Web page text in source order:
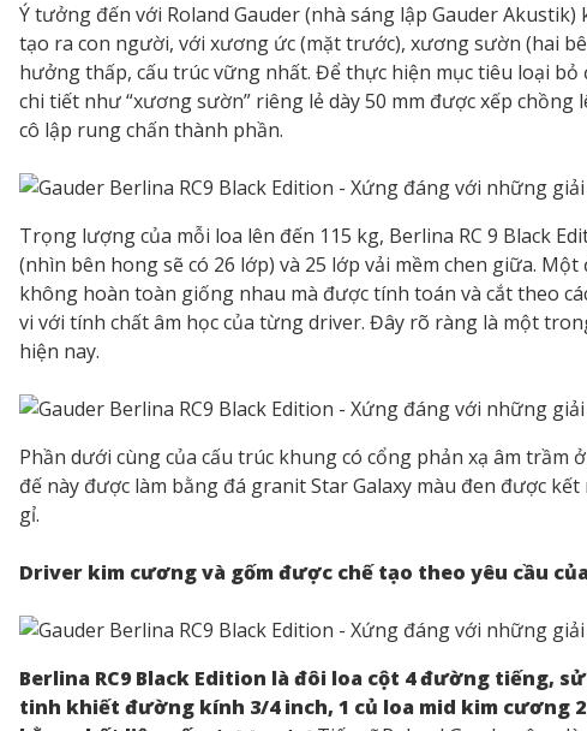
Ý tưởng đến với Roland Gauder (nhà sáng lập Gauder
tạo ra con người, với xương ức (mặt trước), xương sườn (hai
hưởng thấp, cấu trúc vững nhất. Để thực hiện mục tiêu loại
chi tiết như “xương sườn” riêng lẻ dày 50 mm được xếp
cô lập rung chấn thành phần.
Trọng lượng của mỗi loa lên đến 115 kg, Berlina RC 9 Black
(nhìn bên hong sẽ có 26 lớp) và 25 lớp vải mềm chen giữa.
không hoàn toàn giống nhau mà được tính toán và cắt theo
vi với tính chất âm học của từng driver. Đây rõ ràng là một
hiện nay.
Phần dưới cùng của cấu trúc khung có cổng phản xạ âm
đế này được làm bằng đá granit Star Galaxy màu đen được
gỉ.
Driver kim cương và gốm được chế tạo theo yêu cầu
Berlina RC9 Black Edition là đôi loa cột 4 đường tiếng,
tinh khiết đường kính 3/4 inch, 1 củ loa mid kim cương